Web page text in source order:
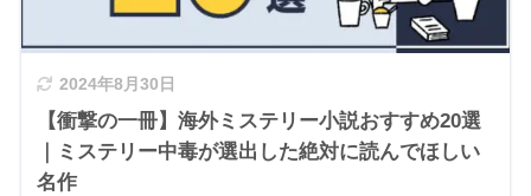
2024年8月30日
【衝撃の一冊】海外ミステリー小説おすすめ20選
｜ミステリー中毒が選出した絶対に読んでほしい
名作